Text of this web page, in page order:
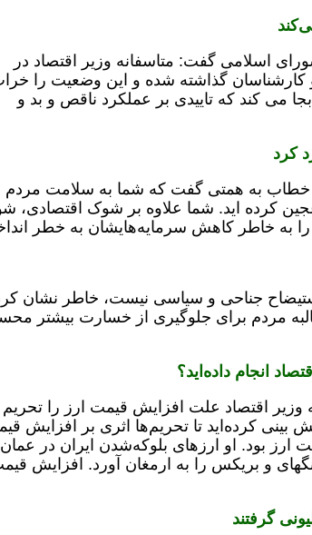
اسلامی گفت: متاسفانه وزیر اقتصاد در
کارشناسان گذاشته شده و این وضعیت را
می کند که تاییدی بر عملکرد ناقص و بد و
کرد
خطاب به همتی گفت که شما به سلامت مردم
کرده اید. شما علاوه بر شوک اقتصادی،
به خاطر کاهش سرمایه‌هایشان به خطر
استیضاح جناحی و سیاسی نیست، خاطر نشان
مردم برای جلوگیری از خسارت بیشتر
انجام داده‌اید؟
وزیر اقتصاد علت افزایش قیمت ارز را تحریم
کرده‌اید تا تحریم‌ها اثری بر افزایش
ارز بود. او ارزهای بلوکه‌شدن ایران در
و بریکس را به ارمغان آورد. افزایش
گرفتند